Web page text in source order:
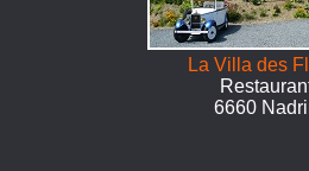
La Villa des
6660